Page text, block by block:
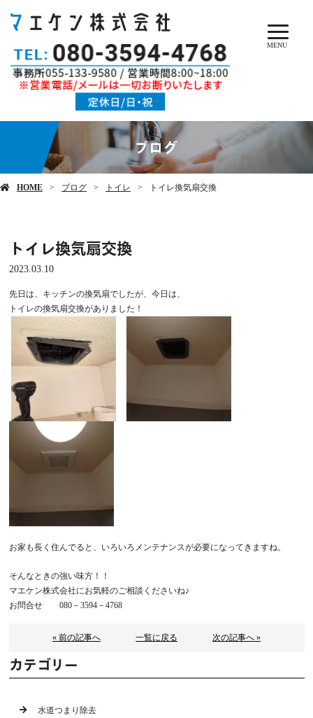
MENU
ブログ
HOME ブログ トイレ トイレ換気扇交換
トイレ換気扇交換
2023.03.10
先日は、キッチンの換気扇でしたが、今日は、
トイレの換気扇交換がありました！
お家も長く住んでると、いろいろメンテナンスが必要になってきますね。
そんなときの強い味方！！
マエケン株式会社にお気軽のご相談くださいね♪
お問合せ 080－3594－4768
« 前の記事へ 一覧に戻る 次の記事へ »
カテゴリー
水道つまり除去